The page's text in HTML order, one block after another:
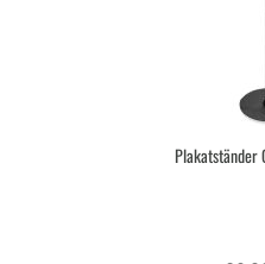
Pla­kat­stän­der